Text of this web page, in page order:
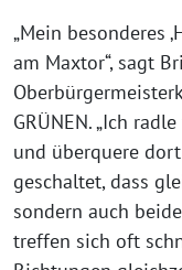
„Mein besonderes
am Maxtor“, sagt
GRÜNEN. „Ich
und überquere
geschaltet, dass
sondern auch
treffen sich oft